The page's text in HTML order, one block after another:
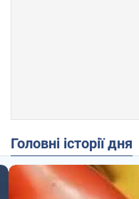
Головні історії дня